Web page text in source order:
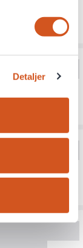
Detaljer